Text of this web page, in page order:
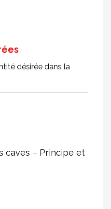
désirée dans la
caves – Principe et